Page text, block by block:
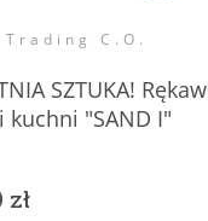
C.O.
SZTUKA!
kuchni "SAND I"
zł